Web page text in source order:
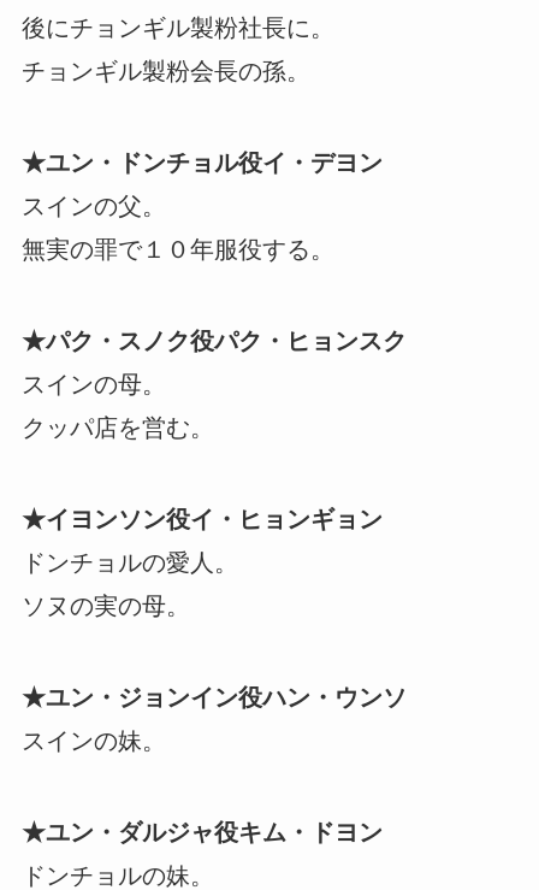
後にチョンギル製粉社長に。
チョンギル製粉会長の孫。
★ユン・ドンチョル役イ・デヨン
スインの父。
無実の罪で１０年服役する。
★パク・スノク役パク・ヒョンスク
スインの母。
クッパ店を営む。
★イヨンソン役イ・ヒョンギョン
ドンチョルの愛人。
ソヌの実の母。
★ユン・ジョンイン役ハン・ウンソ
スインの妹。
★ユン・ダルジャ役キム・ドヨン
ドンチョルの妹。